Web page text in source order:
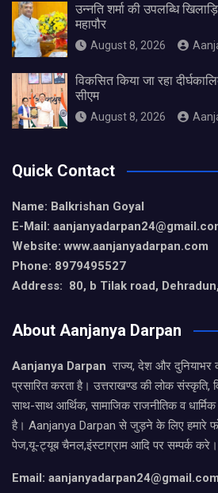
उन्नति शर्मा की उपलब्धि
महापौर
August 8, 2026
विकसित किया जा रहा
सीएम
August 8, 2026
Quick Contact
Name: Balkrishan Goyal
E-Mail:
Website: www.aanjanyadarpan.com
Phone: 8979495527
Address: 80, b Tilak road,
About Aanjanya Darpan
Aanjanya Darpan राज्य, देश और दुनियाभर
प्रसारित करता है। उत्तराखण्ड की लोक संस्कृति,
साथ-साथ आर्थिक, सामाजिक राजनीतिक व धार्मिक
है। Aanjanya Darpan से जुड़ने के लिए हमारे
पेज,यू-ट्यूब चैनल,इंस्टाग्राम आदि पर सम्पर्क करे।
Email: aanjanyadarpan24@gmail.com